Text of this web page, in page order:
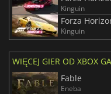
Kinguin
Forza
Kinguin
WIĘCEJ GIER OD XBOX
Fable
Eneba